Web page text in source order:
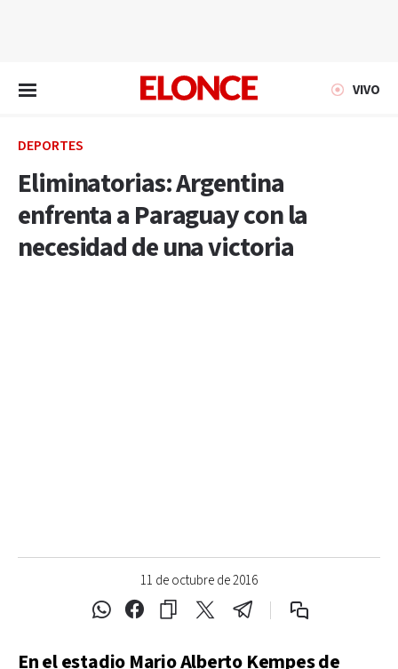
VIVO
DEPORTES
Eliminatorias: Argentina
enfrenta a Paraguay con la
necesidad de una victoria
11 de octubre de 2016
En el estadio Mario Alberto Kempes de